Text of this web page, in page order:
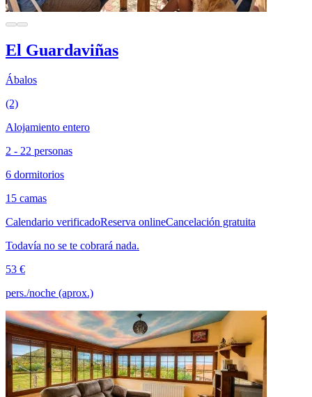
El Guardaviñas
Ábalos
(2)
Alojamiento entero
2 - 22 personas
6 dormitorios
15 camas
Calendario verificadoReserva onlineCancelación gratuita
Todavía no se te cobrará nada.
53 €
pers./noche (aprox.)